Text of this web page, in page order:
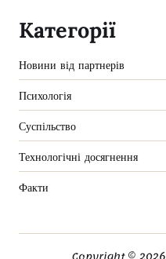
Категорії
Новини від партнерів
Психологія
Суспільство
Технологічні досягнення
Факти